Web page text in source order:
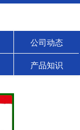
公司动态
产品知识